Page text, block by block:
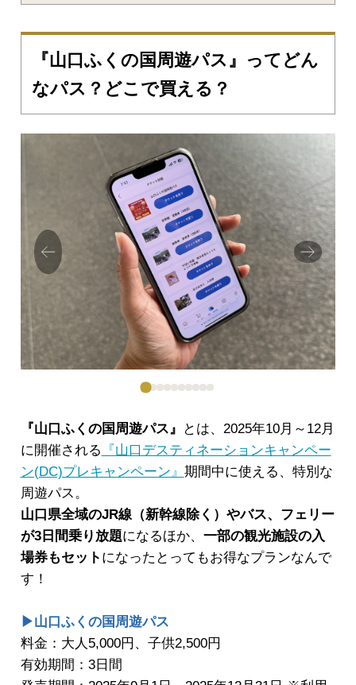
『山口ふくの国周遊パス』ってどん
なパス？どこで買える？
Prev
ious
Next
『山口ふくの国周遊パス』
とは、2025年10月～12月
に開催される 『山口デスティネーションキャンペー
ン(DC)プレキャンペーン』 期間中に使える、特別な
周遊パス。
山口県全域のJR線（新幹線除く）やバス、フェリー
が3日間乗り放題になるほか、 一部の観光施設の入
場券もセット になったとってもお得なプランなんで
す！
▶山口ふくの国周遊パス
料金：大人5,000円、子供2,500円
有効期間：3日間